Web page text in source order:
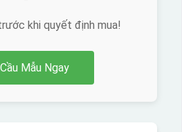
khi quyết định mua!
Mẫu Ngay